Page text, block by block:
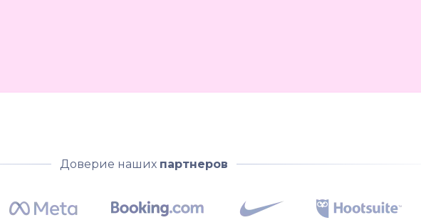
Доверие наших партнеров